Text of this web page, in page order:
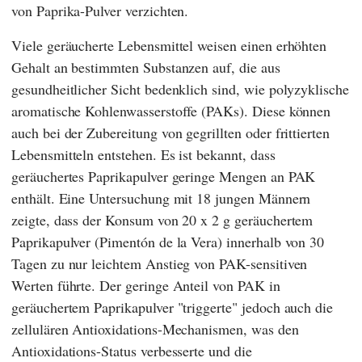
von Paprika-Pulver verzichten.
Viele geräucherte Lebensmittel weisen einen erhöhten
Gehalt an bestimmten Substanzen auf, die aus
gesundheitlicher Sicht bedenklich sind, wie polyzyklische
aromatische Kohlenwasserstoffe (PAKs). Diese können
auch bei der Zubereitung von gegrillten oder frittierten
Lebensmitteln entstehen. Es ist bekannt, dass
geräuchertes Paprikapulver geringe Mengen an PAK
enthält. Eine Untersuchung mit 18 jungen Männern
zeigte, dass der Konsum von 20 x 2 g geräuchertem
Paprikapulver (Pimentón de la Vera) innerhalb von 30
Tagen zu nur leichtem Anstieg von PAK-sensitiven
Werten führte. Der geringe Anteil von PAK in
geräuchertem Paprikapulver "triggerte" jedoch auch die
zellulären Antioxidations-Mechanismen, was den
Antioxidations-Status verbesserte und die